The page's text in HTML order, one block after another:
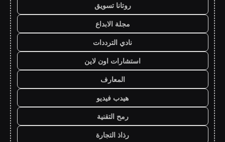
روتانا تسويق
مجلة الابداع
نادي الترددات
استشارات اون لاين
المعارف
هيدب فيديو
رمح التقنية
رذاذ التجارة